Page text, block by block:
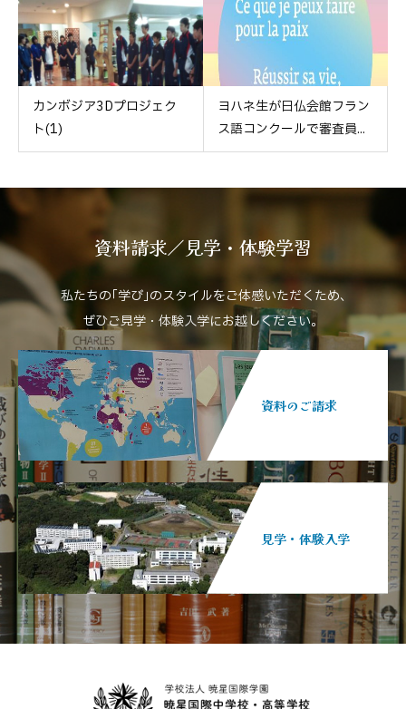
カンボジア3Dプロジェク
ト(1)
ヨハネ生が日仏会館フラン
ス語コンクールで審査員...
資料請求／見学・体験学習
私たちの｢学び｣のスタイルをご体感いただくため､
ぜひご見学・体験入学にお越しください。
資料のご請求
見学・体験入学